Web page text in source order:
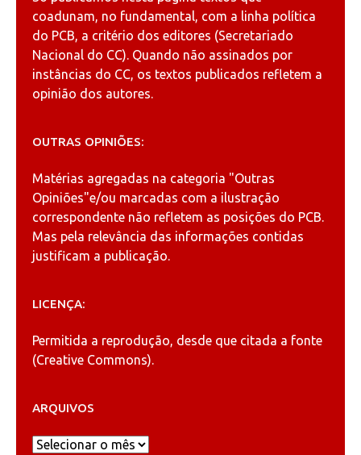
coadunam, no fundamental, com a linha política
do PCB, a critério dos editores (Secretariado
Nacional do CC). Quando não assinados por
instâncias do CC, os textos publicados refletem a
opinião dos autores.
OUTRAS OPINIÕES:
Matérias agregadas na categoria "Outras
Opiniões"e/ou marcadas com a ilustração
correspondente não refletem as posições do PCB.
Mas pela relevância das informações contidas
justificam a publicação.
LICENÇA:
Permitida a reprodução, desde que citada a fonte
(Creative Commons).
ARQUIVOS
Arquivos